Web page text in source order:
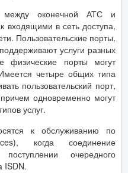
между оконечной АТС и
входящими в сеть доступа,
Пользовательские порты,
услуги разных
порты могут
четыре общих типа
пользовательский порт,
одновременно могут
услуг.
к обслуживанию по
когда соединение
очередного
ISDN.